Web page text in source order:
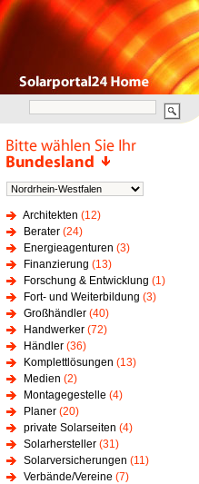
Architekten (12)
Berater (24)
Energieagenturen (3)
Finanzierung (13)
Forschung & Entwicklung (1)
Fort- und Weiterbildung (3)
Großhändler (40)
Handwerker (72)
Händler (36)
Komplettlösungen (13)
Medien (2)
Montagegestelle (4)
Planer (20)
private Solarseiten (4)
Solarhersteller (31)
Solarversicherungen (11)
Verbände/Vereine (7)